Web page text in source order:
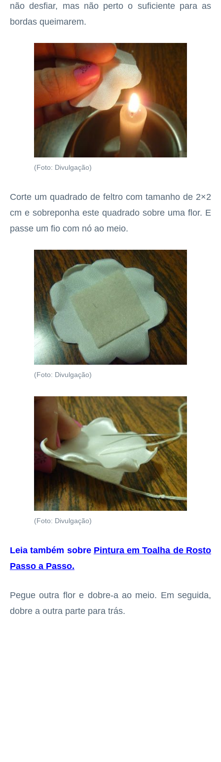
não desfiar, mas não perto o suficiente para as
bordas queimarem.
(Foto: Divulgação)
Corte um quadrado de feltro com tamanho de 2×2
cm e sobreponha este quadrado sobre uma flor. E
passe um fio com nó ao meio.
(Foto: Divulgação)
(Foto: Divulgação)
Leia também sobre Pintura em Toalha de Rosto
Passo a Passo.
Pegue outra flor e dobre-a ao meio. Em seguida,
dobre a outra parte para trás.